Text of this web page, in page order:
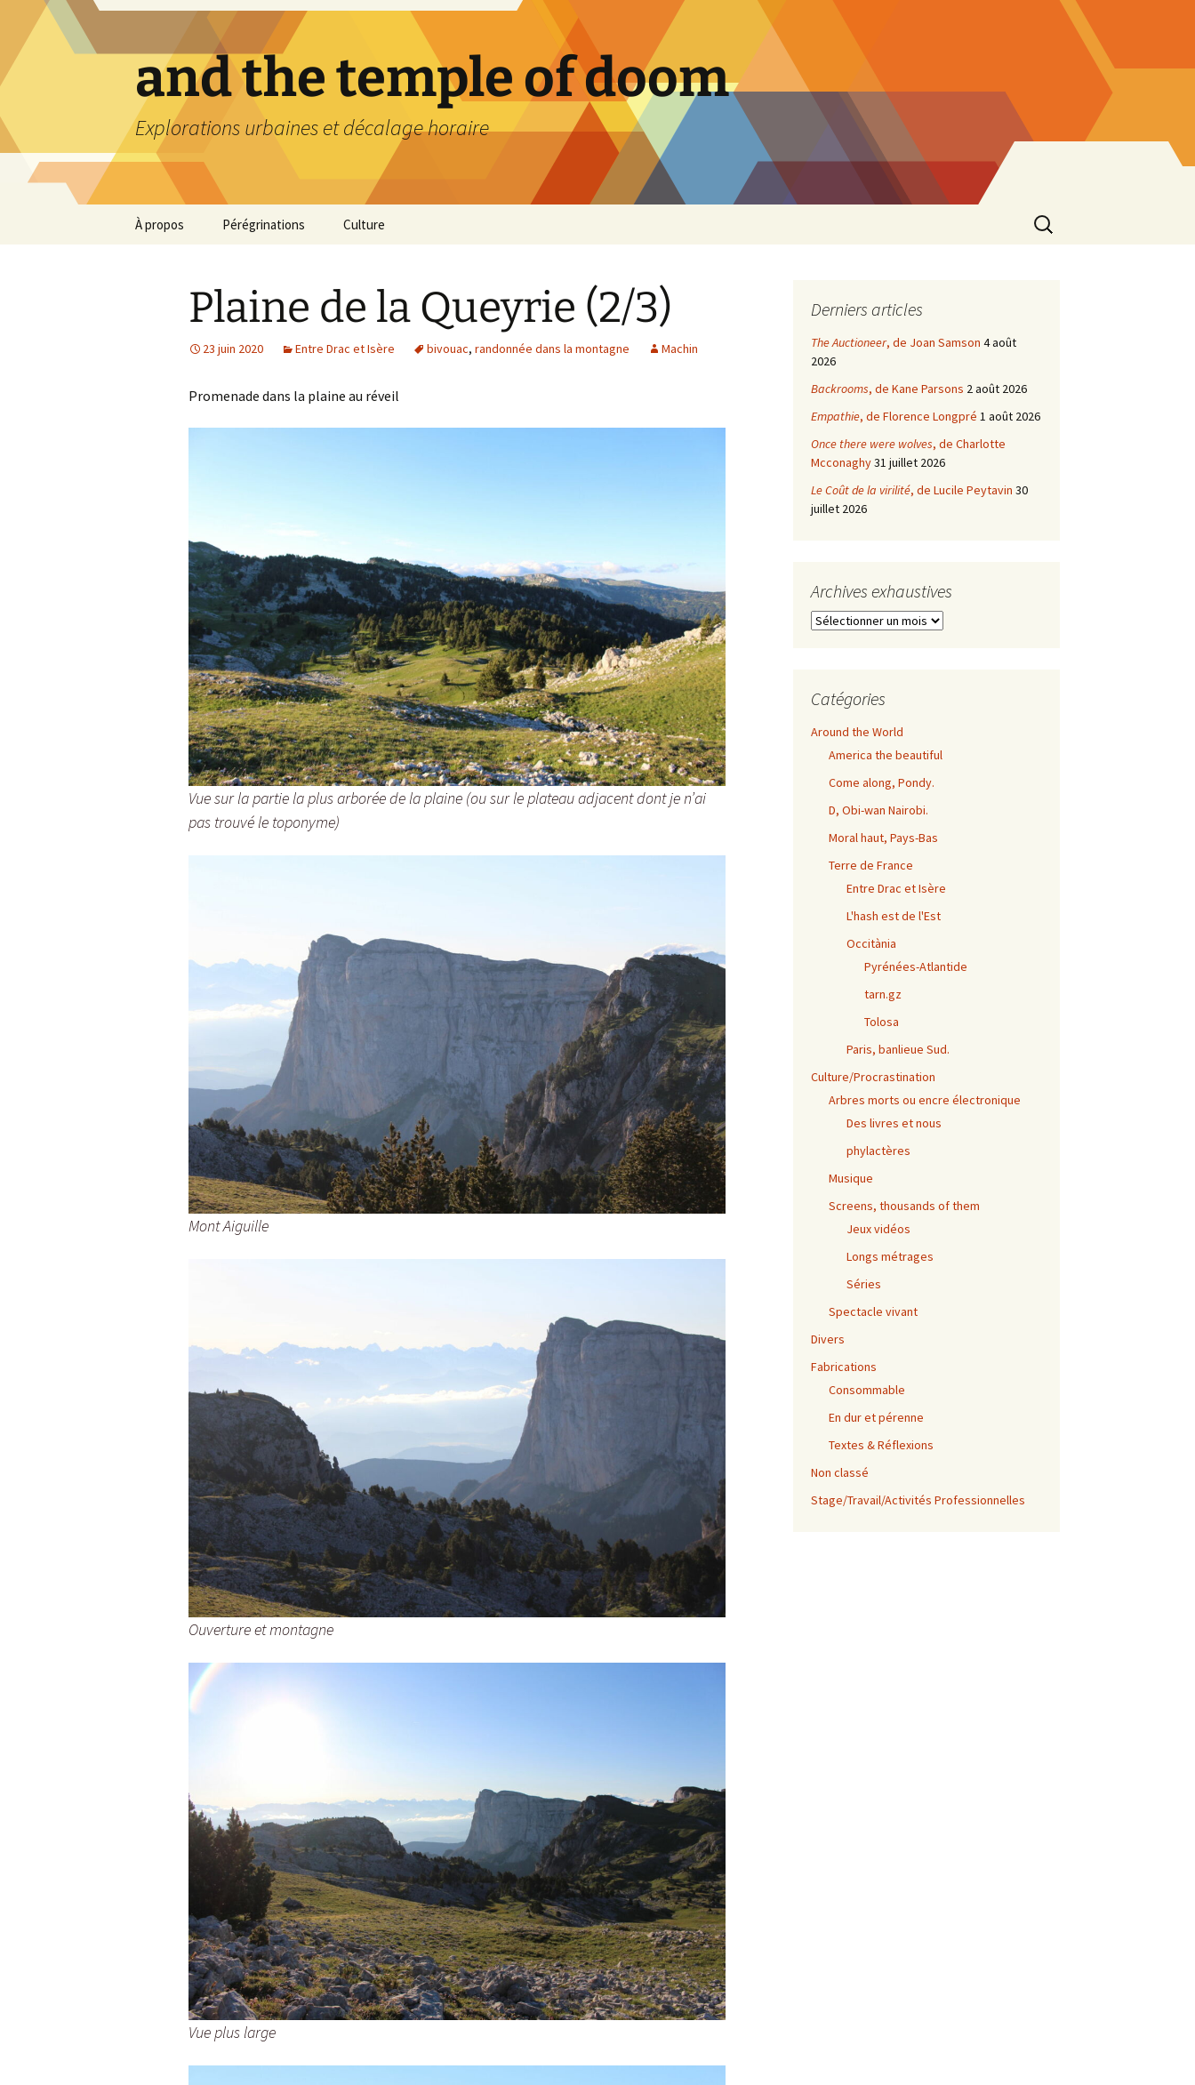
contenu
and the temple of doom
Explorations urbaines et décalage horaire
À propos Pérégrinations Culture
Rechercher :
Plaine de la Queyrie (2/3)
23 juin 2020 Entre Drac et Isère bivouac, randonnée dans la montagne Machin
Promenade dans la plaine au réveil
Vue sur la partie la plus arborée de la plaine (ou sur le plateau adjacent dont je n’ai
pas trouvé le toponyme)
Mont Aiguille
Ouverture et montagne
Vue plus large
Derniers articles
The Auctioneer, de Joan Samson 4 août
2026
Backrooms, de Kane Parsons 2 août 2026
Empathie, de Florence Longpré 1 août 2026
Once there were wolves, de Charlotte
Mcconaghy31 juillet 2026
Le Coût de la virilité, de Lucile Peytavin 30
juillet 2026
Archives exhaustives
Archives
Catégories
Around the World
America the beautiful
Come along, Pondy.
D, Obi-wan Nairobi.
Moral haut, Pays-Bas
Terre de France
Entre Drac et Isère
L'hash est de l'Est
Occitània
Pyrénées-Atlantide
tarn.gz
Tolosa
Paris, banlieue Sud.
Culture/Procrastination
Arbres morts ou encre électronique
Des livres et nous
phylactères
Musique
Screens, thousands of them
Jeux vidéos
Longs métrages
Séries
Spectacle vivant
Divers
Fabrications
Consommable
En dur et pérenne
Textes & Réflexions
Non classé
Stage/Travail/Activités Professionnelles